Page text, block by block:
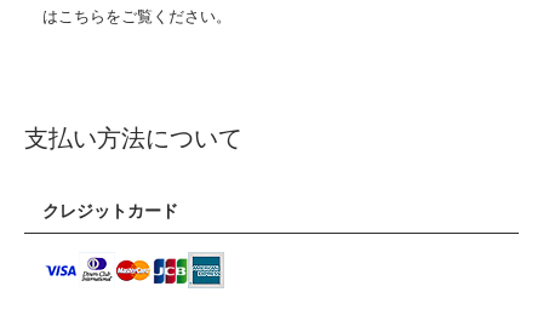
はこちら をご覧ください。
支払い方法について
クレジットカード